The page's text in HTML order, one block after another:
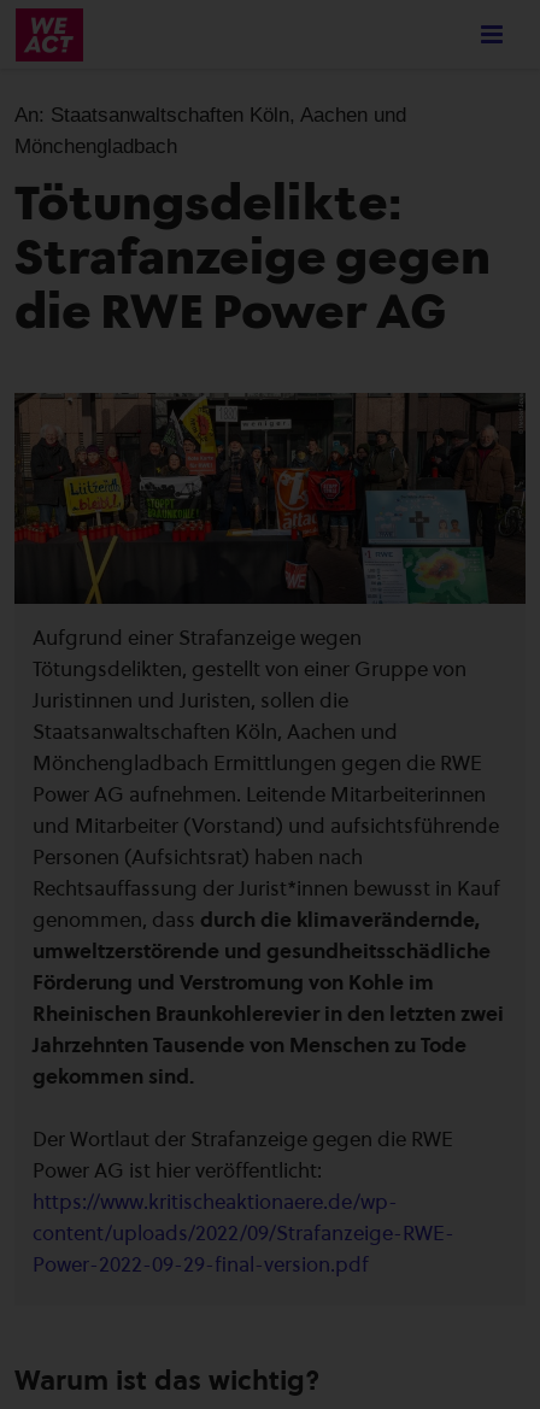
Skip
content
An: Staatsanwaltschaften Köln, Aachen und
Mönchengladbach
Tötungsdelikte:
Strafanzeige gegen
die RWE Power AG
Aufgrund einer Strafanzeige wegen
Tötungsdelikten, gestellt von einer Gruppe von
Juristinnen und Juristen, sollen die
Staatsanwaltschaften Köln, Aachen und
Mönchengladbach Ermittlungen gegen die RWE
Power AG aufnehmen. Leitende Mitarbeiterinnen
und Mitarbeiter (Vorstand) und aufsichtsführende
Personen (Aufsichtsrat) haben nach
Rechtsauffassung der Jurist*innen bewusst in Kauf
genommen, dass durch die klimaverändernde,
umweltzerstörende und gesundheitsschädliche
Förderung und Verstromung von Kohle im
Rheinischen Braunkohlerevier in den letzten zwei
Jahrzehnten Tausende von Menschen zu Tode
gekommen sind.
Der Wortlaut der Strafanzeige gegen die RWE
Power AG ist hier veröffentlicht:
https://www.kritischeaktionaere.de/wp-
content/uploads/2022/09/Strafanzeige-RWE-
Power-2022-09-29-final-version.pdf
Warum ist das wichtig?